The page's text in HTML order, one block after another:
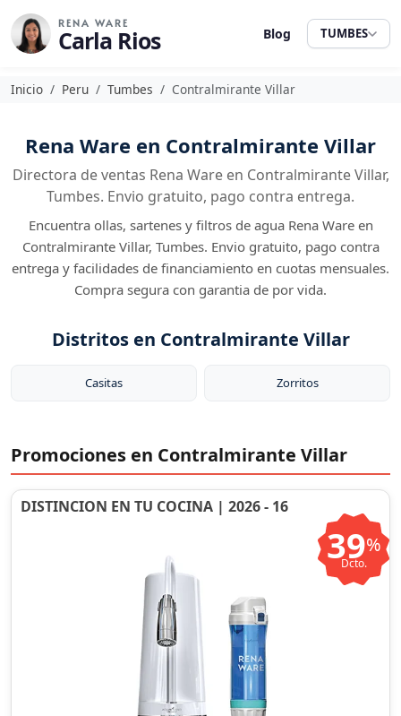
RENA WARE
Carla Rios Blog TUMBES
Inicio Peru Tumbes Contralmirante Villar
Rena Ware en Contralmirante Villar
Directora de ventas Rena Ware en Contralmirante Villar,
Tumbes. Envio gratuito, pago contra entrega.
Encuentra ollas, sartenes y filtros de agua Rena Ware en
Contralmirante Villar, Tumbes. Envio gratuito, pago contra
entrega y facilidades de financiamiento en cuotas mensuales.
Compra segura con garantia de por vida.
Distritos en Contralmirante Villar
Casitas Zorritos
Promociones en Contralmirante Villar
DISTINCION EN TU COCINA | 2026 - 16
39%
Dcto.